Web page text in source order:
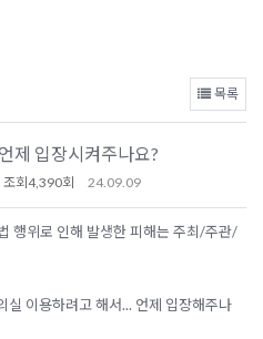
목록
제 입장시켜주나요?
조회 4,390회 24.09.09
행위로 인해 발생한 피해는 주최/주관/
실 이용하려고 해서... 언제 입장해주나